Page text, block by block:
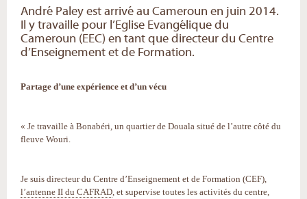
André Paley est arrivé au Cameroun en juin 2014.
Il y travaille pour l’Eglise Evangélique du
Cameroun (EEC) en tant que directeur du Centre
d’Enseignement et de Formation.
Partage d’une expérience et d’un vécu
« Je travaille à Bonabéri, un quartier de Douala situé de l’autre côté du
fleuve Wouri.
Je suis directeur du Centre d’Enseignement et de Formation (CEF),
l’antenne II du CAFRAD, et supervise toutes les activités du centre,